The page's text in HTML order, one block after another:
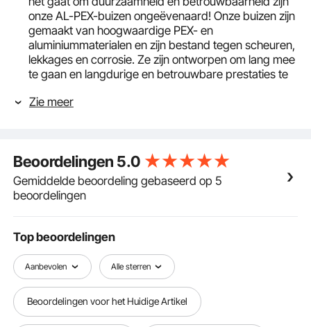
onze AL-PEX-buizen ongeëvenaard! Onze buizen zijn
gemaakt van hoogwaardige PEX- en
aluminiummaterialen en zijn bestand tegen scheuren,
lekkages en corrosie. Ze zijn ontworpen om lang mee
te gaan en langdurige en betrouwbare prestaties te
Ongeëvenaarde compatibiliteit en
waardoor veilig gebruik in zowel verzengende hitte
als vrieskou wordt gegarandeerd. Ze kunnen
eenvoudig worden geïnstalleerd met behulp van
verschillende verbindingssystemen en zijn daarom
industriële toepassingen. Onze leidingen zijn
corrosiebestendig en leveren consistente en
betrouwbare prestaties.
Probleemloze verwerking op elk oppervlak: onze AL-
PEX-buis met een buitendiameter van 5/8" (16 mm)
en een wanddikte van 0,08" (2 mm) heeft een
uitzonderlijke buigradius en een gladde binnenwand
Zie meer
Beoordelingen 5.0
Gemiddelde beoordeling gebaseerd op 5
beoordelingen
Top beoordelingen
Aanbevolen Alle sterren
Beoordelingen voor het Huidige Artikel